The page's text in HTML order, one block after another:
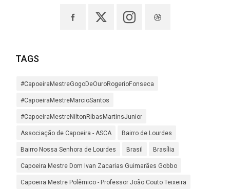
TAGS
#CapoeiraMestreGogoDeOuroRogerioFonseca
#CapoeiraMestreMarcioSantos
#CapoeiraMestreNiltonRibasMartinsJunior
Associação de Capoeira - ASCA Bairro de Lourdes
Bairro Nossa Senhora de Lourdes Brasil Brasília
Capoeira Mestre Dom Ivan Zacarias Guimarães Gobbo
Capoeira Mestre Polêmico - Professor João Couto Teixeira